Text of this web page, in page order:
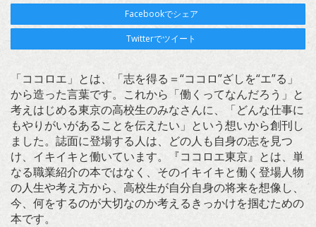
Facebookでシェア
Twitterでツイート
「ココロエ」とは、「志を得る＝“ココロ”ざしを“エ”る」
から造った言葉です。これから「働くってなんだろう」と
考えはじめる東京の高校生のみなさんに、「どんな仕事に
もやりがいがあることを伝えたい」という想いから創刊し
ました。誌面に登場する人は、どの人も自身の志を見つ
け、イキイキと働いています。『ココロエ東京』とは、単
なる職業紹介の本ではなく、そのイキイキと働く登場人物
の人生や考え方から、高校生が自分自身の将来を想像し、
今、何をするのが大切なのか考えるきっかけを掴むための
本です。